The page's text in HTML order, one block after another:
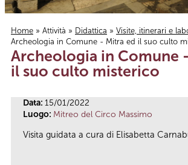
Tu sei qui
Home » Attività » Didattica » Visite, itinerari e
Archeologia in Comune - Mitra ed il suo culto
Archeologia in Comune
il suo culto misterico
Data: 15/01/2022
Luogo: Mitreo del Circo Massimo
Visita guidata a cura di Elisabetta